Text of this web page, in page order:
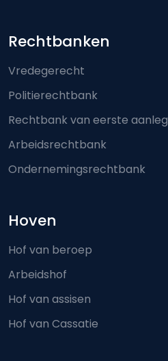
Footer-menu
Rechtbanken
Vredegerecht
Politierechtbank
Rechtbank van eerste aanleg
Arbeidsrechtbank
Ondernemingsrechtbank
Hoven
Hof van beroep
Arbeidshof
Hof van assisen
Hof van Cassatie